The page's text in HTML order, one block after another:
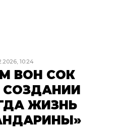
10:24
ВОН СОК
СОЗДАНИИ
ЖИЗНЬ